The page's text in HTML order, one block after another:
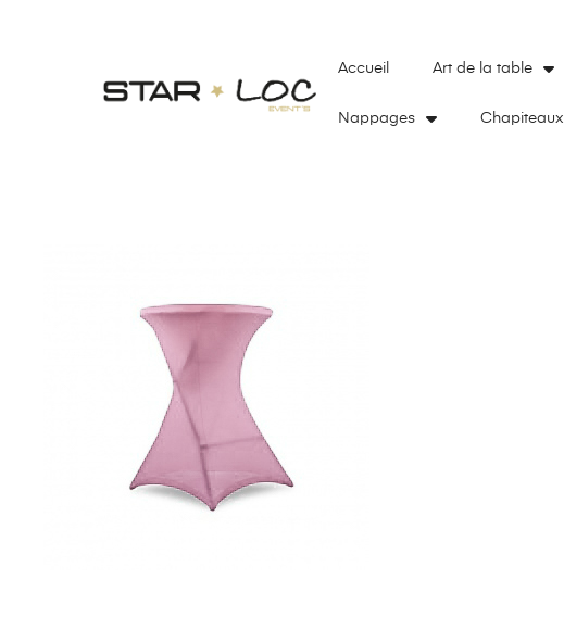
Accueil Art de la table
Nappages Chapiteaux